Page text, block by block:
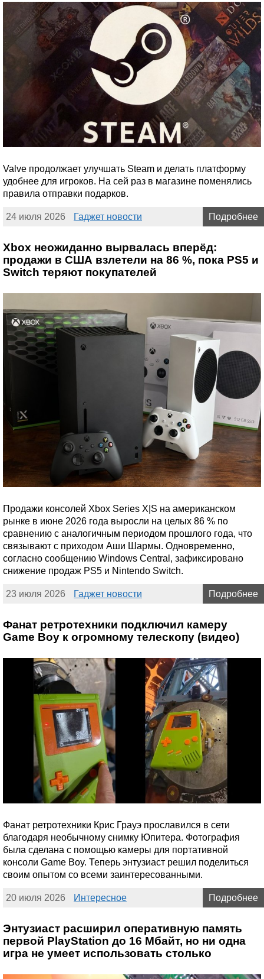
Valve продолжает улучшать Steam и делать платформу
удобнее для игроков. На сей раз в магазине поменялись
правила отправки подарков.
24 июля 2026 Гаджет новости Подробнее
Xbox неожиданно вырвалась вперёд:
продажи в США взлетели на 86 %, пока PS5 и
Switch теряют покупателей
Продажи консолей Xbox Series X|S на американском
рынке в июне 2026 года выросли на целых 86 % по
сравнению с аналогичным периодом прошлого года, что
связывают с приходом Аши Шармы. Одновременно,
согласно сообщению Windows Central, зафиксировано
снижение продаж PS5 и Nintendo Switch.
23 июля 2026 Гаджет новости Подробнее
Фанат ретротехники подключил камеру
Game Boy к огромному телескопу (видео)
Фанат ретротехники Крис Грауэ прославился в сети
благодаря необычному снимку Юпитера. Фотография
была сделана с помощью камеры для портативной
консоли Game Boy. Теперь энтузиаст решил поделиться
своим опытом со всеми заинтересованными.
20 июля 2026 Интересное Подробнее
Энтузиаст расширил оперативную память
первой PlayStation до 16 Мбайт, но ни одна
игра не умеет использовать столько